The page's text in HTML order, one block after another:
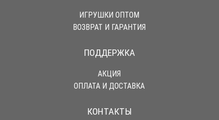
ИГРУШКИ ОПТОМ
ВОЗВРАТ И ГАРАНТИЯ
ПОДДЕРЖКА
АКЦИЯ
ОПЛАТА И ДОСТАВКА
КОНТАКТЫ